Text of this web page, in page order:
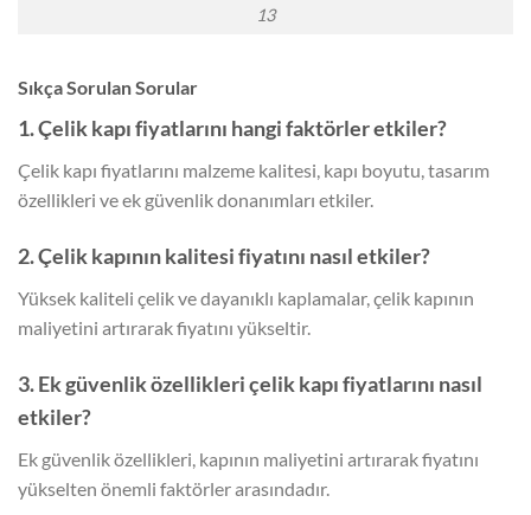
13
Sıkça Sorulan Sorular
1. Çelik kapı fiyatlarını hangi faktörler etkiler?
Çelik kapı fiyatlarını malzeme kalitesi, kapı boyutu, tasarım
özellikleri ve ek güvenlik donanımları etkiler.
2. Çelik kapının kalitesi fiyatını nasıl etkiler?
Yüksek kaliteli çelik ve dayanıklı kaplamalar, çelik kapının
maliyetini artırarak fiyatını yükseltir.
3. Ek güvenlik özellikleri çelik kapı fiyatlarını nasıl
etkiler?
Ek güvenlik özellikleri, kapının maliyetini artırarak fiyatını
yükselten önemli faktörler arasındadır.